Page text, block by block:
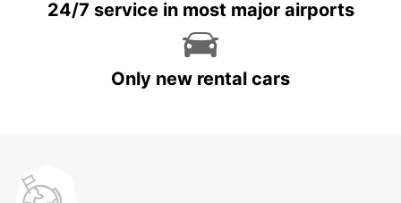
24/7 service in most major airports
Only new rental cars